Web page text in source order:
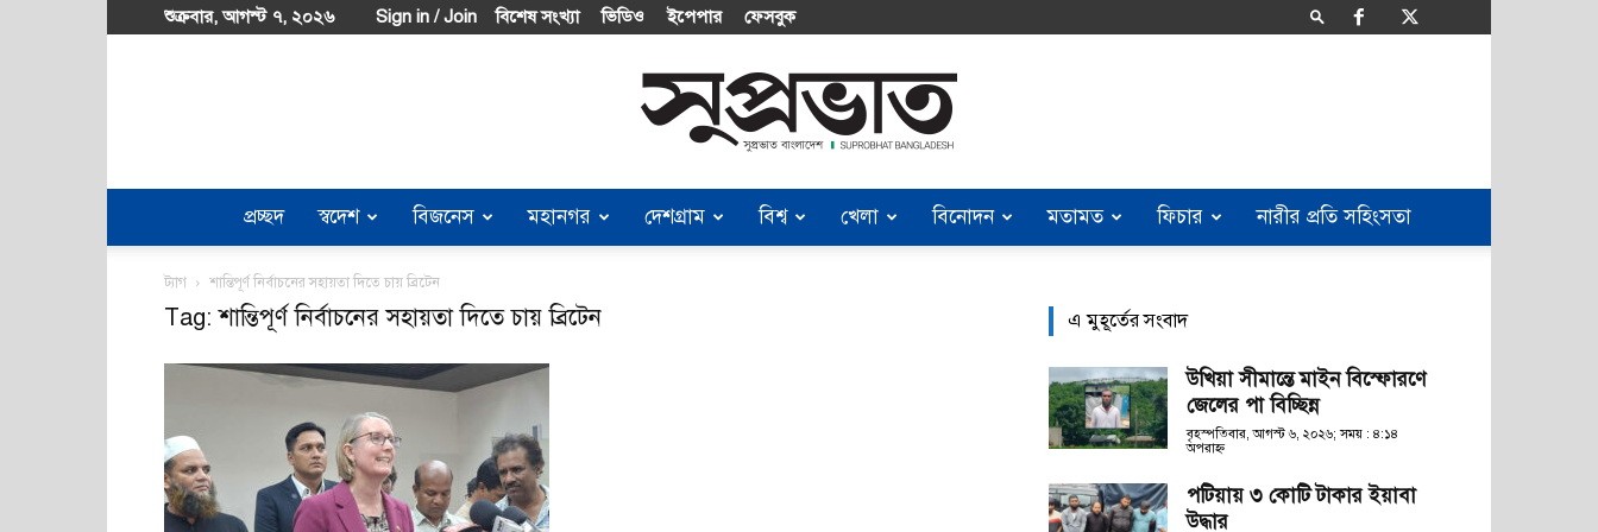
শুক্রবার, আগস্ট ৭, ২০২৬ Sign in / Join বিশেষ সংখ্যা ভিডিও ইপেপার ফেসবুক
Suprobhat
প্রচ্ছদ স্বদেশ বিজনেস মহানগর দেশগ্রাম বিশ্ব খেলা বিনোদন মতামত ফিচার নারীর প্রতি সহিংসতা
ট্যাগ শান্তিপূর্ণ নির্বাচনের সহায়তা দিতে চায় ব্রিটেন
Tag: শান্তিপূর্ণ নির্বাচনের সহায়তা দিতে চায় ব্রিটেন এ মুহূর্তের সংবাদ
উখিয়া সীমান্তে মাইন বিস্ফোরণে
জেলের পা বিচ্ছিন্ন
বৃহস্পতিবার, আগস্ট ৬, ২০২৬; সময় : ৪:১৪
অপরাহ্ণ
পটিয়ায় ৩ কোটি টাকার ইয়াবা
উদ্ধার